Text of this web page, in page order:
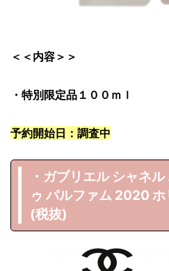
＜＜内容＞＞
・特別限定品１００ｍｌ
予約開始日：調査中
・ガブリエル シャネ
ゥ パルファム 2020
(税抜)